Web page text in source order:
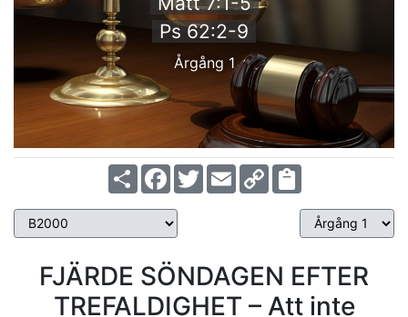
Ps 62:2-9
Årgång 1
ShareFacebook
TwitterEmailCopy
Link
FJÄRDE SÖNDAGEN EFTER
TREFALDIGHET – Att inte